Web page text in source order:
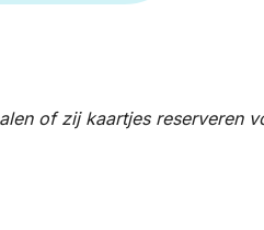
of zij kaartjes reserveren